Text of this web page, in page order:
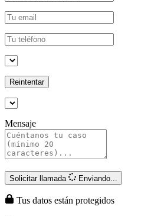
Reintentar
Mensaje
Solicitar llamada Enviando...
Tus datos están protegidos